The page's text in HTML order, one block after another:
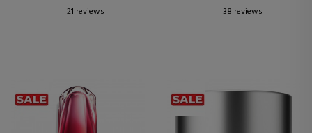
21 reviews
38 reviews